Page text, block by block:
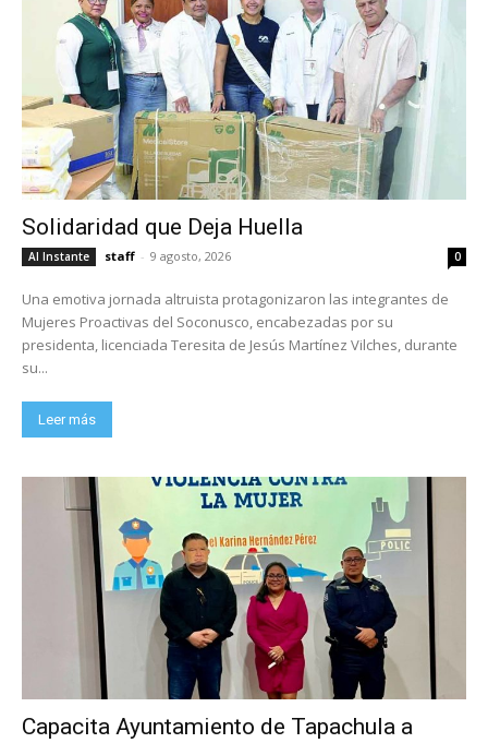
Solidaridad que Deja Huella
Al Instante staff - 9 agosto, 2026 0
Una emotiva jornada altruista protagonizaron las integrantes de
Mujeres Proactivas del Soconusco, encabezadas por su
presidenta, licenciada Teresita de Jesús Martínez Vilches, durante
su...
Leer más
Capacita Ayuntamiento de Tapachula a